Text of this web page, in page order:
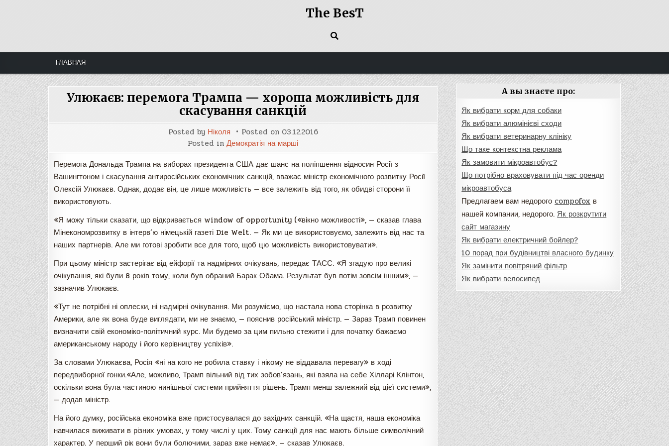
The BesT
ГЛАВНАЯ
Улюкаєв: перемога Трампа — хороша можливість для
скасування санкцій
Posted by Ніколя Posted on 03.12.2016
Posted in Демократія на марші
Перемога Дональда Трампа на виборах президента США дає шанс на поліпшення відносин Росії з
Вашингтоном і скасування антиросійських економічних санкцій, вважає міністр економічного розвитку Росії
Олексій Улюкаєв. Однак, додає він, це лише можливість — все залежить від того, як обидві сторони її
використовують.
«Я можу тільки сказати, що відкривається window of opportunity («вікно можливості», — сказав глава
Мінекономрозвитку в інтерв’ю німецькій газеті Die Welt. — Як ми це використовуємо, залежить від нас та
наших партнерів. Але ми готові зробити все для того, щоб цю можливість використовувати».
При цьому міністр застерігає від ейфорії та надмірних очікувань, передає ТАСС. «Я згадую про великі
очікування, які були 8 років тому, коли був обраний Барак Обама. Результат був потім зовсім іншим», —
зазначив Улюкаєв.
«Тут не потрібні ні оплески, ні надмірні очікування. Ми розуміємо, що настала нова сторінка в розвитку
Америки, але як вона буде виглядати, ми не знаємо, — пояснив російський міністр. — Зараз Трамп повинен
визначити свій економіко-політичний курс. Ми будемо за цим пильно стежити і для початку бажаємо
американському народу і його керівництву успіхів».
За словами Улюкаєва, Росія «ні на кого не робила ставку і нікому не віддавала перевагу» в ході
передвиборної гонки.«Але, можливо, Трамп вільний від тих зобов’язань, які взяла на себе Хілларі Клінтон,
оскільки вона була частиною нинішньої системи прийняття рішень. Трамп менш залежний від цієї системи»,
— додав міністр.
На його думку, російська економіка вже пристосувалася до західних санкцій. «На щастя, наша економіка
навчилася виживати в різних умовах, у тому числі у цих. Тому санкції для нас мають більше символічний
характер. У перший рік вони були болючими, зараз вже немає», — сказав Улюкаєв.
А вы знаєте про:
Як вибрати корм для собаки
Як вибрати алюмінієві сходи
Як вибрати ветеринарну клініку
Що таке контекстна реклама
Як замовити мікроавтобус?
Що потрібно враховувати під час оренди
мікроавтобуса
Предлагаем вам недорогоcompofoxв
нашей компании, недорого.Як розкрутити
сайт магазину
Як вибрати електричний бойлер?
10 порад при будівництві власного будинку
Як замінити повітряний фільтр
Як вибрати велосипед